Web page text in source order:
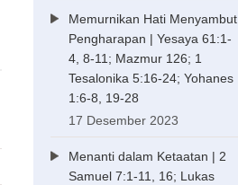
Memurnikan Hati Menyambut
Pengharapan | Yesaya 61:1-
4, 8-11; Mazmur 126; 1
Tesalonika 5:16-24; Yohanes
1:6-8, 19-28
17 Desember 2023
Menanti dalam Ketaatan | 2
Samuel 7:1-11, 16; Lukas